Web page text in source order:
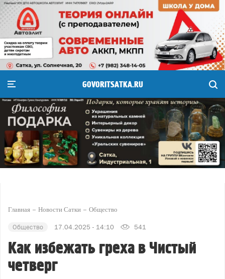
GOVORITSATKA.RU
Главная Новости Сатки Общество
Общество 17.04.2025 - 14:10 541
Как избежать греха в Чистый
четверг